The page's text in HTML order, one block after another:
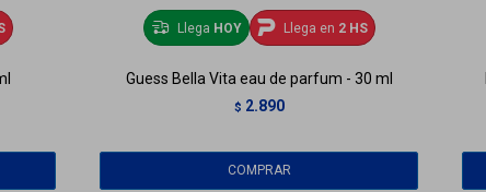
Llega HOY Llega en 2 HS
Guess Bella Vita eau de parfum - 30 ml
$ 2.890